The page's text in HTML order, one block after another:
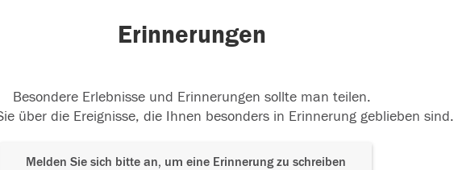
Erinnerungen
Besondere Erlebnisse und Erinnerungen sollte man teilen.
über die Ereignisse, die Ihnen besonders in Erinnerung geblieben sind.
Melden Sie sich bitte an, um eine Erinnerung zu schreiben